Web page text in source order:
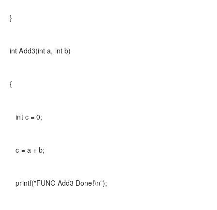
}
int Add3(int a, int b)
{
int c = 0;
c = a + b;
printf("FUNC Add3 Done!\n");